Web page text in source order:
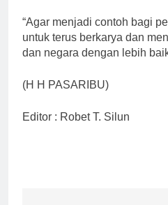
“Agar menjadi contoh bagi
untuk terus berkarya dan
dan negara dengan lebih
(H H PASARIBU)
Editor : Robet T. Silun